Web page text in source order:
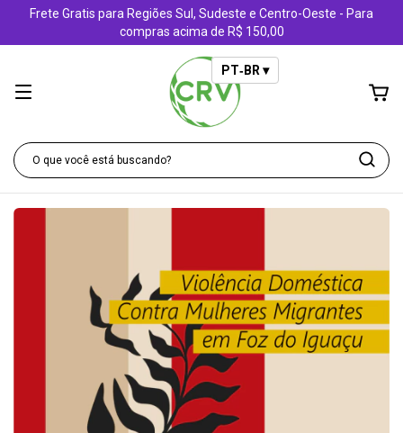
Frete Gratis para Regiões Sul, Sudeste e Centro-Oeste - Para
compras acima de R$ 150,00
PT‑BR ▾